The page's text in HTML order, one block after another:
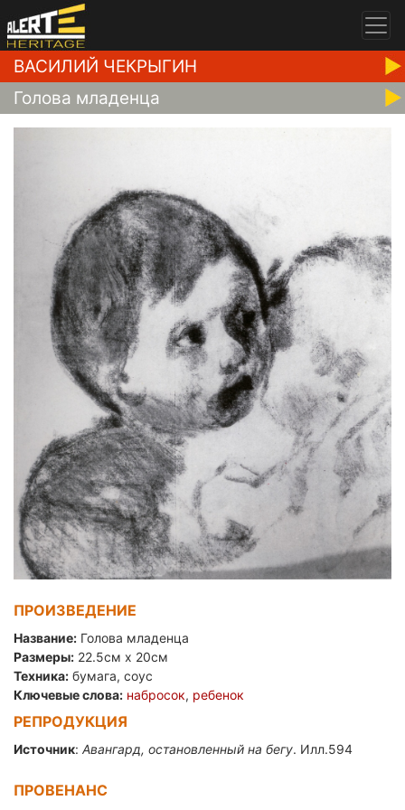
ВАСИЛИЙ ЧЕКРЫГИН
Голова младенца
ПРОИЗВЕДЕНИЕ
Название: Голова младенца
Размеры: 22.5см x 20см
Техника: бумага, соус
Ключевые слова: набросок, ребенок
РЕПРОДУКЦИЯ
Источник: Авангард, остановленный на бегу. Илл.594
ПРОВЕНАНС